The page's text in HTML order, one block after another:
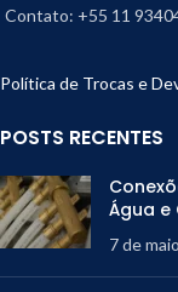
Contato: +55 11
Política de Trocas e
POSTS RECENTES
Água e
7 de